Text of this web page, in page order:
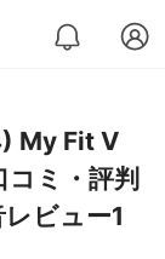
My Fit V
ミ・評判
ビュー1